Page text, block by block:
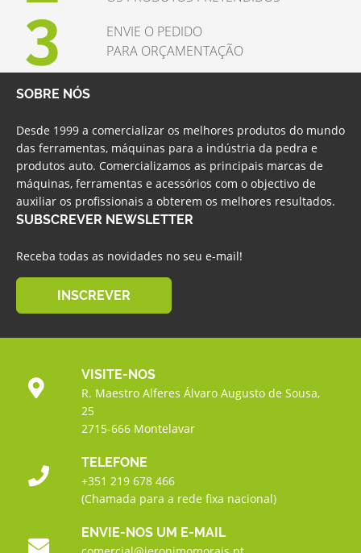
3
ENVIE O PEDIDO
PARA ORÇAMENTAÇÃO
SOBRE NÓS
Desde 1999 a comercializar os melhores produtos do mundo
das ferramentas, máquinas para a indústria da pedra e
produtos auto. Comercializamos as principais marcas de
máquinas, ferramentas e acessórios com o objectivo de
auxiliar os profissionais a obterem os melhores resultados.
SUBSCREVER NEWSLETTER
Receba todas as novidades no seu e-mail!
INSCREVER
VISITE-NOS
R. Maestro Alferes Álvaro Augusto de Sousa,
25
2715-666 Montelavar
TELEFONE
+351 219 678 466
(Chamada para a rede fixa nacional)
ENVIE-NOS UM E-MAIL